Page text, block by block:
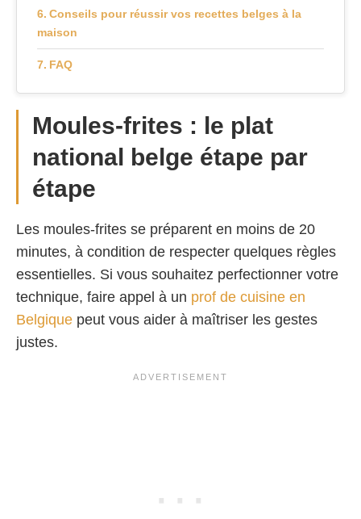
Conseils pour réussir vos recettes belges à la
maison
FAQ
Moules-frites : le plat
national belge étape par
étape
Les moules-frites se préparent en moins de 20
minutes, à condition de respecter quelques règles
essentielles. Si vous souhaitez perfectionner votre
technique, faire appel à un prof de cuisine en
Belgique peut vous aider à maîtriser les gestes
justes.